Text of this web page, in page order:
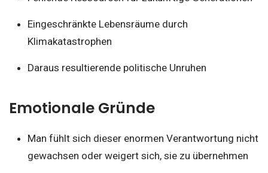
Eingeschränkte Lebensräume durch
Klimakatastrophen
Daraus resultierende politische Unruhen
Emotionale Gründe
Man fühlt sich dieser enormen Verantwortung nicht
gewachsen oder weigert sich, sie zu übernehmen